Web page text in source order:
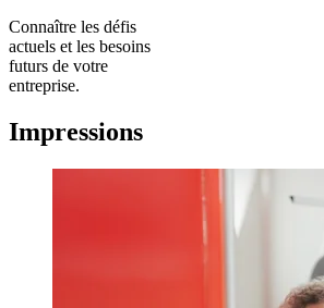
Connaître les défis
actuels et les besoins
futurs de votre
entreprise.
Impressions